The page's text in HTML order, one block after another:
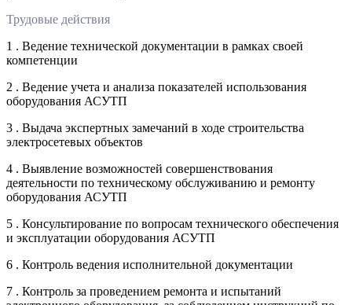
Трудовые действия
1 . Ведение технической документации в рамках своей
компетенции
2 . Ведение учета и анализа показателей использования
оборудования АСУТП
3 . Выдача экспертных замечаний в ходе строительства
электросетевых объектов
4 . Выявление возможностей совершенствования
деятельности по техническому обслуживанию и ремонту
оборудования АСУТП
5 . Консультирование по вопросам технического обеспечения
и эксплуатации оборудования АСУТП
6 . Контроль ведения исполнительной документации
7 . Контроль за проведением ремонта и испытаний